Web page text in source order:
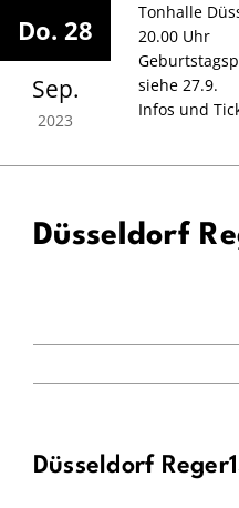
Inhalt
springen
Do. 28
Sep.
2023
Tonhalle
20.00 Uhr
siehe 27.9.
Infos und
Düsseldorf
Düsseldorf